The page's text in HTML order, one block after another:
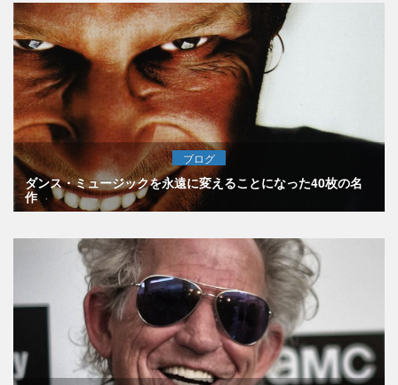
ブログ
ダンス・ミュージックを永遠に変えることになった40枚の名
作